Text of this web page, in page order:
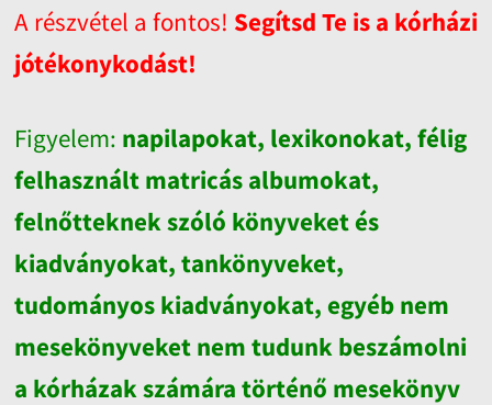
A részvétel a fontos! Segítsd Te is a kórházi
jótékonykodást!
Figyelem: napilapokat, lexikonokat, félig
felhasznált matricás albumokat,
felnőtteknek szóló könyveket és
kiadványokat, tankönyveket,
tudományos kiadványokat, egyéb nem
mesekönyveket nem tudunk beszámolni
a kórházak számára történő mesekönyv